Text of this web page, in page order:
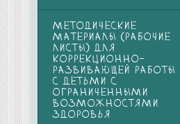
МЕТОДИЧЕСКИЕ
МАТЕРИАЛЫ (РАБОЧИЕ
ЛИСТЫ) ДЛЯ
КОРРЕКЦИОННО-
РАЗВИВАЮЩЕЙ РАБОТЫ
С ДЕТЬМИ С
ОГРАНИЧЕННЫМИ
ВОЗМОЖНОСТЯМИ
ЗДОРОВЬЯ